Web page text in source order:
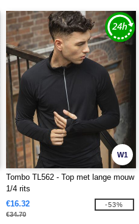
W1
Tombo TL562 - Top met lange mouw
1/4 rits
€16.32
€34.70
-53%